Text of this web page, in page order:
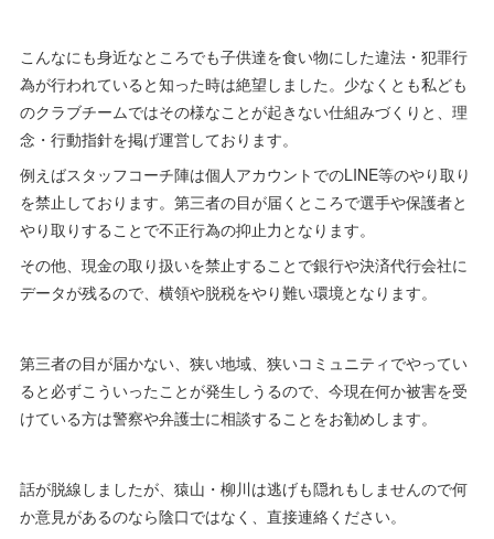
こんなにも身近なところでも子供達を食い物にした違法・犯罪行
為が行われていると知った時は絶望しました。少なくとも私ども
のクラブチームではその様なことが起きない仕組みづくりと、理
念・行動指針を掲げ運営しております。
例えばスタッフコーチ陣は個人アカウントでのLINE等のやり取り
を禁止しております。第三者の目が届くところで選手や保護者と
やり取りすることで不正行為の抑止力となります。
その他、現金の取り扱いを禁止することで銀行や決済代行会社に
データが残るので、横領や脱税をやり難い環境となります。
第三者の目が届かない、狭い地域、狭いコミュニティでやってい
ると必ずこういったことが発生しうるので、今現在何か被害を受
けている方は警察や弁護士に相談することをお勧めします。
話が脱線しましたが、猿山・柳川は逃げも隠れもしませんので何
か意見があるのなら陰口ではなく、直接連絡ください。